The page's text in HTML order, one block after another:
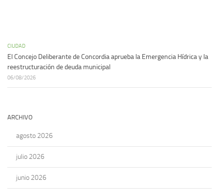
CIUDAD
El Concejo Deliberante de Concordia aprueba la Emergencia Hídrica y la
reestructuración de deuda municipal
06/08/2026
ARCHIVO
agosto 2026
julio 2026
junio 2026